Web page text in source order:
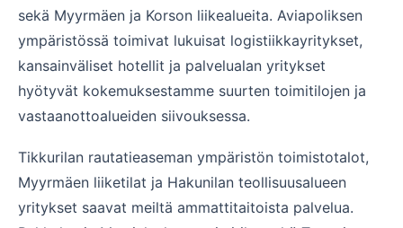
sekä Myyrmäen ja Korson liikealueita. Aviapoliksen
ympäristössä toimivat lukuisat logistiikkayritykset,
kansainväliset hotellit ja palvelualan yritykset
hyötyvät kokemuksestamme suurten toimitilojen ja
vastaanottoalueiden siivouksessa.
Tikkurilan rautatieaseman ympäristön toimistotalot,
Myyrmäen liiketilat ja Hakunilan teollisuusalueen
yritykset saavat meiltä ammattitaitoista palvelua.